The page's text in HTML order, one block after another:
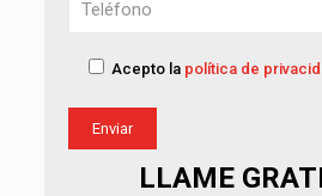
Acepto la política de
LLAME